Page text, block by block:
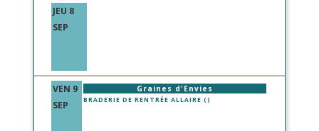
JEU 8
SEP
VEN 9
SEP
Graines d'Envies
BRADERIE DE RENTRÉE ALLAIRE ()